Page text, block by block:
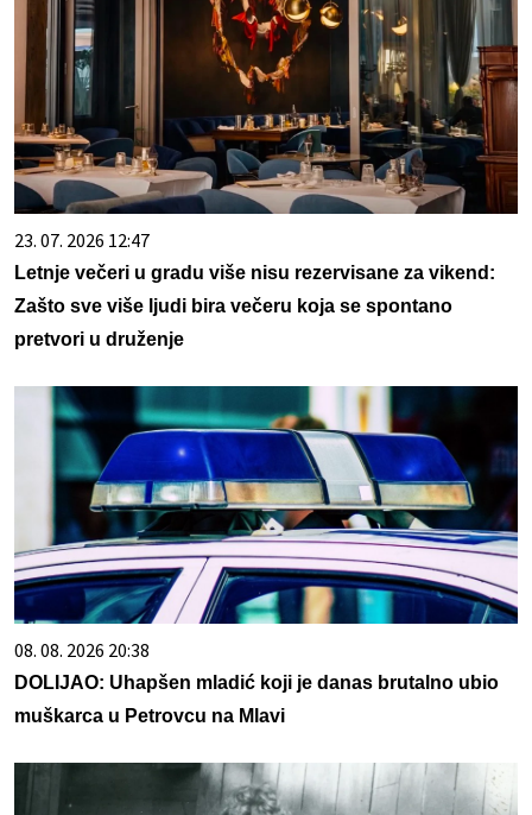
23. 07. 2026 12:47
Letnje večeri u gradu više nisu rezervisane za vikend:
Zašto sve više ljudi bira večeru koja se spontano
pretvori u druženje
08. 08. 2026 20:38
DOLIJAO: Uhapšen mladić koji je danas brutalno ubio
muškarca u Petrovcu na Mlavi